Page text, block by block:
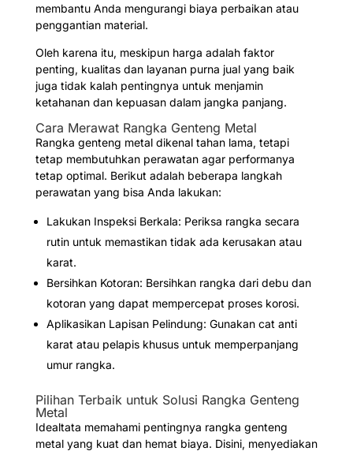
membantu Anda mengurangi biaya perbaikan atau
penggantian material.
Oleh karena itu, meskipun harga adalah faktor
penting, kualitas dan layanan purna jual yang baik
juga tidak kalah pentingnya untuk menjamin
ketahanan dan kepuasan dalam jangka panjang.
Cara Merawat Rangka Genteng Metal
Rangka genteng metal dikenal tahan lama, tetapi
tetap membutuhkan perawatan agar performanya
tetap optimal. Berikut adalah beberapa langkah
perawatan yang bisa Anda lakukan:
Lakukan Inspeksi Berkala: Periksa rangka secara
rutin untuk memastikan tidak ada kerusakan atau
karat.
Bersihkan Kotoran: Bersihkan rangka dari debu dan
kotoran yang dapat mempercepat proses korosi.
Aplikasikan Lapisan Pelindung: Gunakan cat anti
karat atau pelapis khusus untuk memperpanjang
umur rangka.
Pilihan Terbaik untuk Solusi Rangka Genteng
Metal
Idealtata memahami pentingnya rangka genteng
metal yang kuat dan hemat biaya. Disini, menyediakan